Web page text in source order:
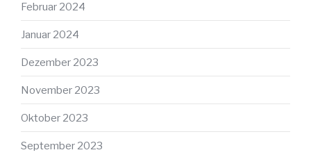
Februar 2024
Januar 2024
Dezember 2023
November 2023
Oktober 2023
September 2023